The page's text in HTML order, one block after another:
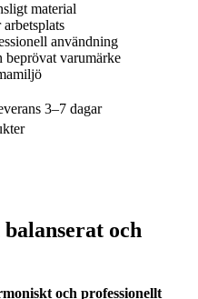
material
användning
varumärke
3–7 dagar
och
och professionellt